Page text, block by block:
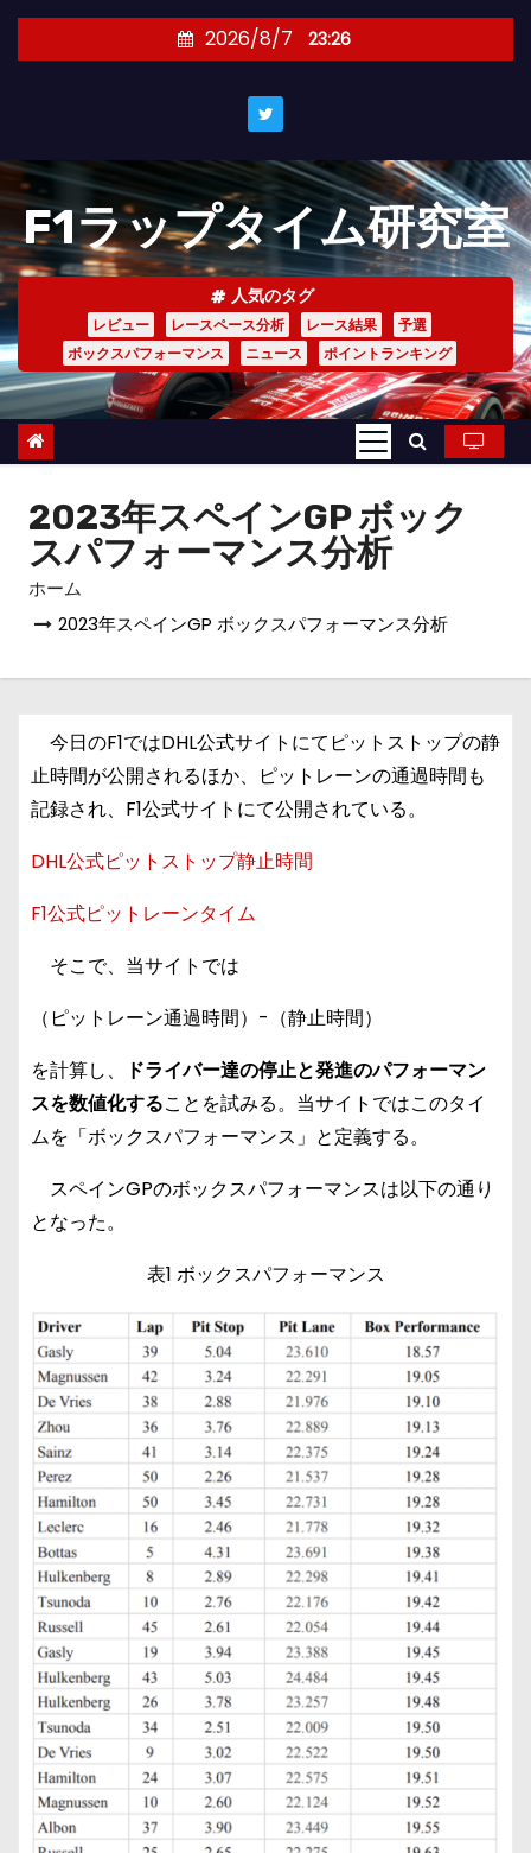
キ
ッ
プ
2026/8/7 23:26
F1ラップタイム研究室
人気のタグ
レビュー レースペース分析 レース結果
予選
ボックスパフォーマンス
ニュース ポイントランキング
2023年スペインGP ボック
スパフォーマンス分析
ホーム
2023年スペインGP ボックスパフォーマンス分析
今日のF1ではDHL公式サイトにてピットストップの静
止時間が公開されるほか、ピットレーンの通過時間も
記録され、F1公式サイトにて公開されている。
DHL公式ピットストップ静止時間
F1公式ピットレーンタイム
そこで、当サイトでは
（ピットレーン通過時間）-（静止時間）
を計算し、
ドライバー達の停止と発進のパフォーマン
スを数値化することを試みる。当サイトではこのタイ
ムを「ボックスパフォーマンス」と定義する。
スペインGPのボックスパフォーマンスは以下の通り
となった。
表1 ボックスパフォーマンス